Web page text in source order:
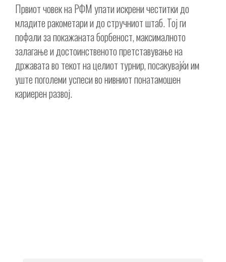
Првиот човек на РФМ упати искрени честитки до
младите ракометари и до стручниот штаб. Тој ги
пофали за покажаната борбеност, максималното
залагање и достоинственото претставување на
државата во текот на целиот турнир, посакувајќи им
уште поголеми успеси во нивниот понатамошен
кариерен развој.